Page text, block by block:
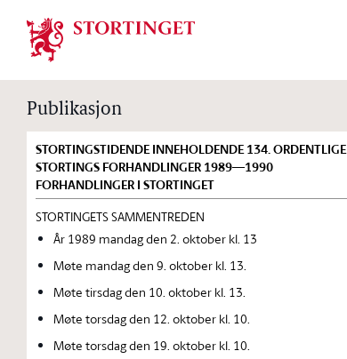
Stortinget.no
Publikasjon
STORTINGSTIDENDE INNEHOLDENDE 134. ORDENTLIGE
STORTINGS FORHANDLINGER 1989—1990
FORHANDLINGER I STORTINGET
STORTINGETS SAMMENTREDEN
År 1989 mandag den 2. oktober kl. 13
Møte mandag den 9. oktober kl. 13.
Møte tirsdag den 10. oktober kl. 13.
Møte torsdag den 12. oktober kl. 10.
Møte torsdag den 19. oktober kl. 10.